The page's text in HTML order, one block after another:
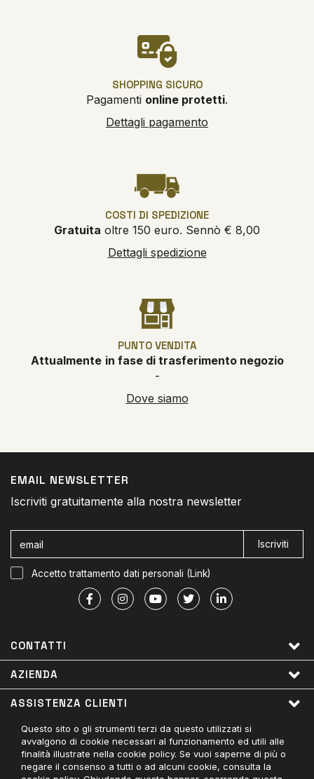
SHOPPING SICURO
Pagamenti online protetti.
Dettagli pagamento
COSTI DI SPEDIZIONE
Gratuita oltre 150 euro. Sennò € 8,00
Dettagli spedizione
PUNTO VENDITA
Attualmente in fase di trasferimento negozio
-
Dove siamo
EMAIL NEWSLETTER
Iscriviti gratuitamente alla nostra newsletter
Iscriviti
Accetto trattamento dati personali (Link)
CONTATTI
AZIENDA
ASSISTENZA CLIENTI
LINK UTILI
PAGAMENTI ACCETTATI
Questo sito o gli strumenti terzi da questo utilizzati si
avvalgono di cookie necessari al funzionamento ed utili alle
finalità illustrate nella cookie policy. Se vuoi saperne di più o
negare il consenso a tutti o ad alcuni cookie, consulta la